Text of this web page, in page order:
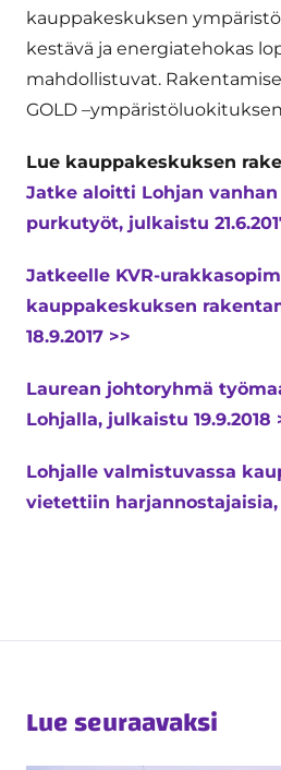
kauppakeskuksen
kestävä ja energiatehokas
mahdollistuvat.
GOLD
Lue kauppakeskuksen
Jatke aloitti Lohjan
purkutyöt, julkaistu
Jatkeelle KVR-
kauppakeskuksen
18.9.2017 >>
Laurean johtoryhmä
Lohjalla, julkaistu 19.9.2018
Lohjalle valmistuvassa
vietettiin harjannostajaisia,
Lue seuraavaksi